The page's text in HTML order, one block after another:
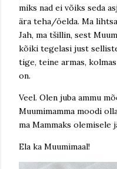
miks nad ei võiks seda
ära teha/öelda. Ma
Jah, ma tšillin, sest
kõiki tegelasi just
tige, teine armas,
on.
Veel. Olen juba ammu
Muumimamma moodi
ma Mammaks olemisele
Ela ka Muumimaal!